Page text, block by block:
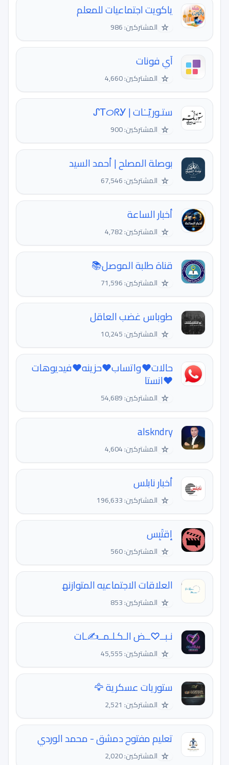
ياكويت اجتماعيات للمعلم
☆ المشتركين: 986
آي فونات
☆ المشتركين: 4,660
ستـوريّــٰات | ᔑᎢᝪᖇᎩ
☆ المشتركين: 900
بوصلة المصلح | أحمد السيد
☆ المشتركين: 67,546
أخبار الساعة
☆ المشتركين: 4,782
قناة طلبة الموصل📚
☆ المشتركين: 71,596
طوباس غضب العاقل
☆ المشتركين: 10,245
حالات❤️واتساب❤️حزينه❤️فيديوهات
❤️انستا
☆ المشتركين: 54,689
alskndry
☆ المشتركين: 4,604
أخبار نابلس
☆ المشتركين: 196,633
إقتٓبِس
☆ المشتركين: 560
العلاقات الاجتماعيه المتوازنه‍‍‍
☆ المشتركين: 853
نـبــ♡ــض الـكـلـمــ✍ـات
☆ المشتركين: 45,555
ستوريات عسكرية 🦅
☆ المشتركين: 2,521
تعليم مفتوح دمشق - محمد الوردي
☆ المشتركين: 2,020